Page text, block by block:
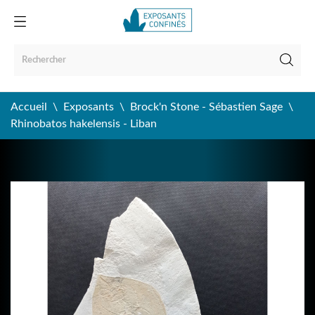
Accueil Exposants
Brock'n Stone - Sébastien Sage
Rhinobatos hakelensis - Liban